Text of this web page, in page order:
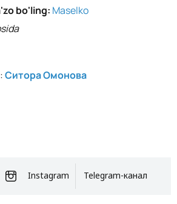
bo'ling: Maselko
Ситора Омонова
Instagram Telegram-канал